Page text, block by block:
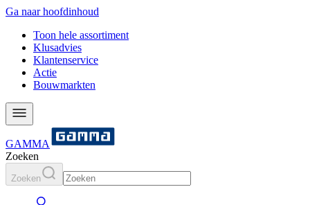
Ga naar hoofdinhoud
Toon hele assortiment
Klusadvies
Klantenservice
Actie
Bouwmarkten
GAMMA
Zoeken
Zoeken